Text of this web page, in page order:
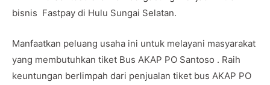
bisnis Fastpay di Hulu Sungai Selatan.
Manfaatkan peluang usaha ini untuk melayani masyarakat
yang membutuhkan tiket Bus AKAP PO Santoso . Raih
keuntungan berlimpah dari penjualan tiket bus AKAP PO